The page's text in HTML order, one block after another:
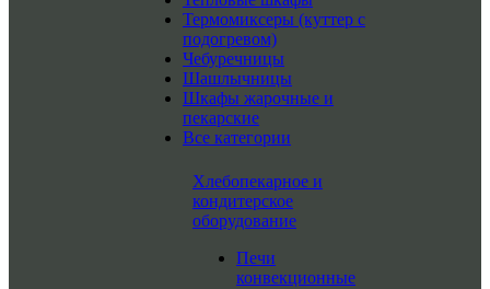
Термомиксеры (куттер с
подогревом)
Чебуречницы
Шашлычницы
Шкафы жарочные и
пекарские
Все категории
Хлебопекарное и
кондитерское
оборудование
Печи
конвекционные